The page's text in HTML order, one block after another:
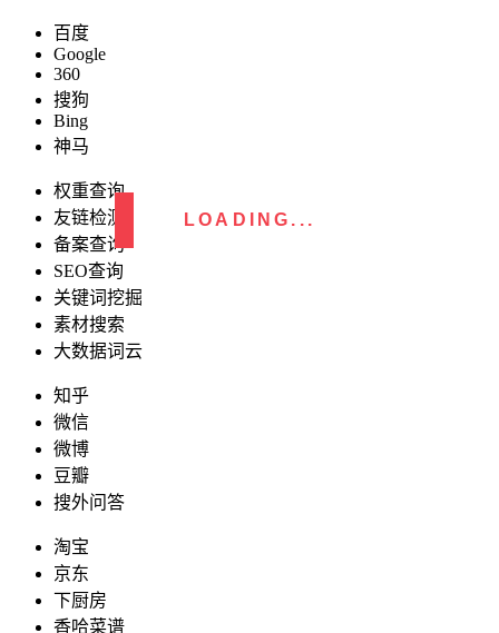
LOADING...
百度
Google
360
搜狗
Bing
神马
权重查询
友链检测
备案查询
SEO查询
关键词挖掘
素材搜索
大数据词云
知乎
微信
微博
豆瓣
搜外问答
淘宝
京东
下厨房
香哈菜谱